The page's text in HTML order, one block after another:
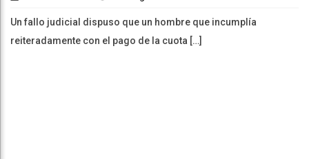
Un fallo judicial dispuso que un hombre que incumplía
reiteradamente con el pago de la cuota […]